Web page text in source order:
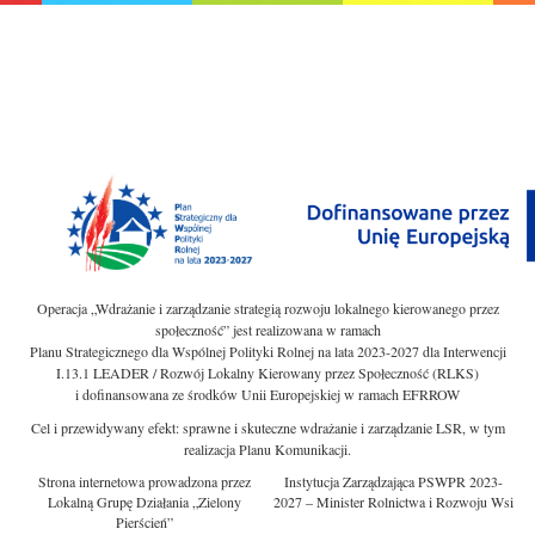
Operacja „Wdrażanie i zarządzanie strategią rozwoju lokalnego kierowanego przez
społeczność” jest realizowana w ramach
Planu Strategicznego dla Wspólnej Polityki Rolnej na lata 2023-2027 dla Interwencji
I.13.1 LEADER / Rozwój Lokalny Kierowany przez Społeczność (RLKS)
i dofinansowana ze środków Unii Europejskiej w ramach EFRROW
Cel i przewidywany efekt: sprawne i skuteczne wdrażanie i zarządzanie LSR, w tym
realizacja Planu Komunikacji.
Strona internetowa prowadzona przez
Lokalną Grupę Działania „Zielony
Pierścień”
Instytucja Zarządzająca PSWPR 2023-
2027 – Minister Rolnictwa i Rozwoju Wsi